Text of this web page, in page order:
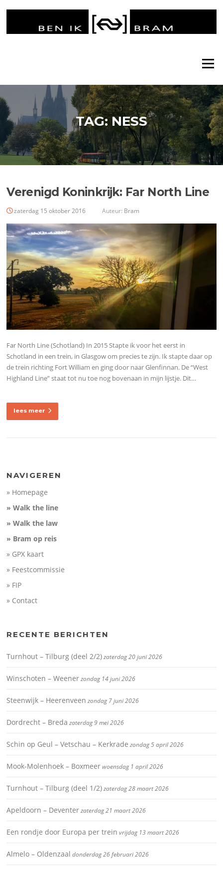
Menu
TAG:NESS
Verenigd Koninkrijk: Far North Line
zaterdag 15 oktober 2016 Auteur: Bram
Far North Line (Schotland) In 2015 Stapte ik voor het eerst in
Schotland in een trein, in Glasgow om precies te zijn. Ik stapte daar op
de trein richting Fort William en ging door naar Glenfinnan. De “West
Highland Line” staat tot nu toe nog bovenaan in mijn lijstje. Dit…
lees meer
NAVIGEREN
» Homepage
» Walk the line
» Walk the law
» Bram op reis
» GPX kaart
» Feestcommissie
» FIP
» Contact
RECENTE BERICHTEN
Turnhout – Tilburg (deel 2/2)zaterdag 20 juni 2026
Winschoten – Weenerzondag 14 juni 2026
Steenwijk – Heerenveen zondag 7 juni 2026
Dordrecht – Breda zaterdag 9 mei 2026
Schin op Geul – Vetschau – Kerkrade zondag 5 april 2026
Mook-Molenhoek – Boxmeerwoensdag 1 april 2026
Turnhout – Tilburg (deel 1/2)zaterdag 28 maart 2026
Apeldoorn – Deventerzaterdag 21 maart 2026
Een rondje door Europa per trein vrijdag 13 maart 2026
Almelo – Oldenzaal donderdag 26 februari 2026